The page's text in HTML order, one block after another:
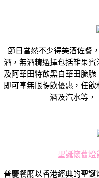
節⽇當然不少得美酒佐餐
酒，無酒精選擇包括雜果
及阿華⽥特飲⿊⽩華⽥脆
即可享無限暢飲優惠，任
酒及汽⽔等，
聖誕懷舊燈
普慶餐廳以香港經典的聖